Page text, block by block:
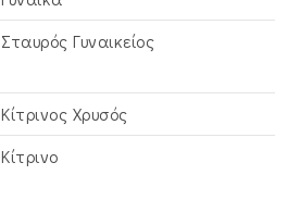
Σταυρός Γυναικείος
Κίτρινος Xρυσός
Κίτρινο